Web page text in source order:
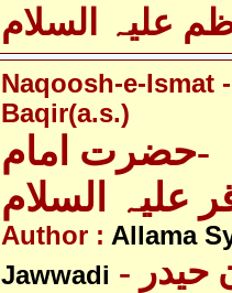
علیہ السلام
Naqoosh-e-Ismat
Baqir(a.s.)
حضرت امام
علیہ السلام
Author : Allama
Jawwadi - علامہ سیّد ذیشان حیدر